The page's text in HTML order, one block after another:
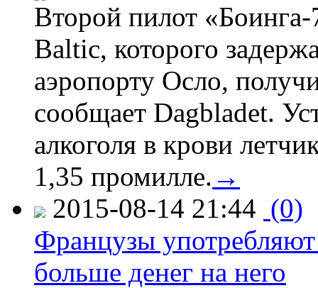
Второй пилот
Baltic, которого
аэропорту Осло,
сообщает Dagbladet.
алкоголя в крови
1,35 промилле. →
2015-08-14 21:44 (0)
Французы
больше денег на него